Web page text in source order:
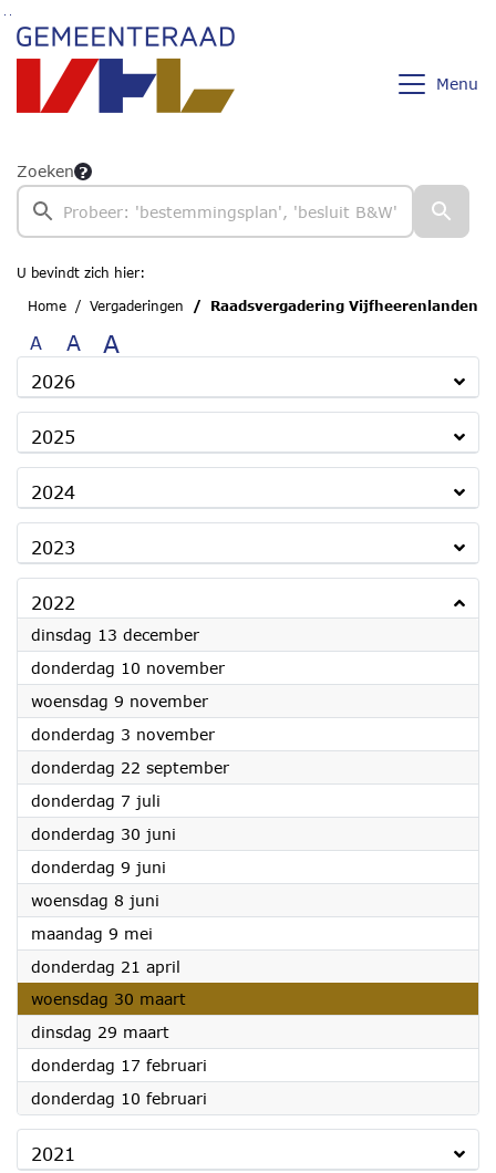
Ga naar de inhoud van deze pagina
Ga naar het zoeken
Ga naar het menu
Menu
Zoeken
U bevindt zich hier:
Home
Vergaderingen Raadsvergadering Vijfheerenlanden
A A A
2026
2025
2024
2023
2022
dinsdag 13 december2022
donderdag 10 november2022
woensdag 9 november2022
donderdag 3 november2022
donderdag 22 september2022
donderdag 7 juli
donderdag 30 juni
donderdag 9 juni
woensdag 8 juni
maandag 9 mei
donderdag 21 april
woensdag 30 maart2022
dinsdag 29 maart2022
donderdag 17 februari
donderdag 10 februari
2021